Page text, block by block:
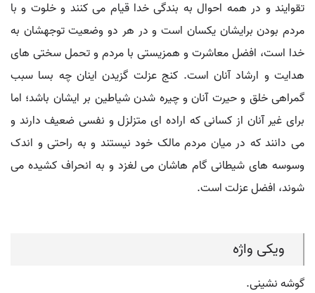
تقوایند و در همه احوال به بندگی خدا قیام می کنند و خلوت و با
مردم بودن برایشان یکسان است و در هر دو وضعیت توجهشان به
خدا است، افضل معاشرت و همزیستی با مردم و تحمل سختی های
هدایت و ارشاد آنان است. کنج عزلت گزیدن اینان چه بسا سبب
گمراهی خلق و حیرت آنان و چیره شدن شیاطین بر ایشان باشد؛ اما
برای غیر آنان از کسانی که اراده ای متزلزل و نفسی ضعیف دارند و
می دانند که در میان مردم مالک خود نیستند و به راحتی و اندک
وسوسه های شیطانی گام هاشان می لغزد و به انحراف کشیده می
شوند، افضل عزلت است.
ویکی واژه
گوشه نشینی.